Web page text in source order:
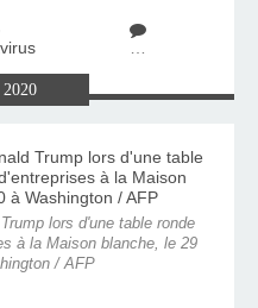
…
2020
lors d'une table ronde
à la Maison blanche, le 29
/ AFP